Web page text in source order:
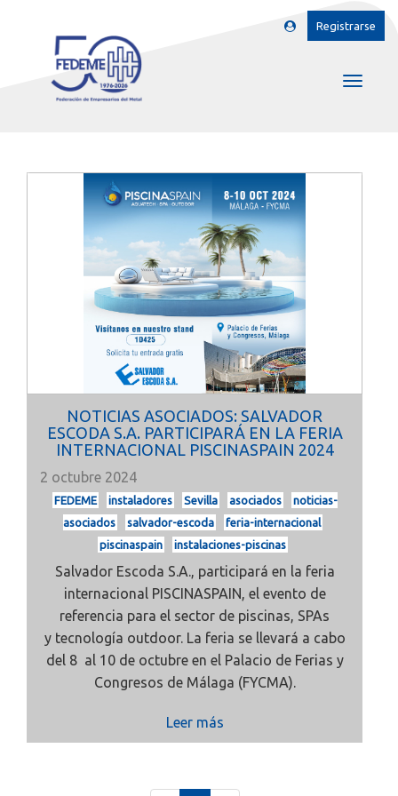
Registrarse
NOTICIAS ASOCIADOS: SALVADOR
ESCODA S.A. PARTICIPARÁ EN LA FERIA
INTERNACIONAL PISCINASPAIN 2024
2 octubre 2024
FEDEME instaladores Sevilla asociados
noticias-
asociados
salvador-escoda
feria-internacional
piscinaspain
instalaciones-piscinas
Salvador Escoda S.A., participará en la feria
internacional PISCINASPAIN, el evento de
referencia para el sector de piscinas, SPAs
y tecnología outdoor. La feria se llevará a cabo
del 8 al 10 de octubre en el Palacio de Ferias y
Congresos de Málaga (FYCMA).
Leer más